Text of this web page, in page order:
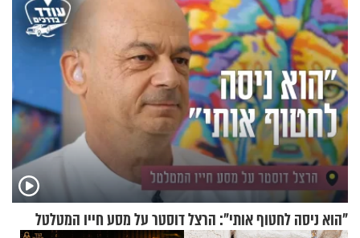
"הוא ניסה לחטוף אותי": הרצל דוסטר על מסע חייו המטלטל